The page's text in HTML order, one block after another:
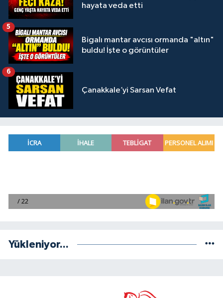
hayata veda etti
Bigalı mantar avcısı ormanda "altın"
buldu! İşte o görüntüler
5
Çanakkale’yi Sarsan Vefat
6
Yükleniyor...